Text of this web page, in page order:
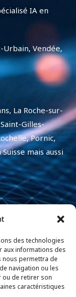
des technologies
aux informations des
nous permettra de
navigation ou les
ou de retirer son
caractéristiques
IA en
Urbain, Vendée,
La Roche-sur-
Gilles-
Pornic,
mais aussi